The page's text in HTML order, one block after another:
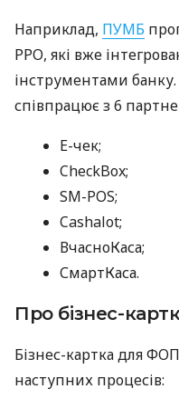
Наприклад, ПУМБ
РРО, які вже
інструментами
співпрацює з 6
E-чек;
CheckBox;
SM-POS;
Cashalot;
ВчасноКаса;
СмартКаса.
Про бізнес-
Бізнес-картка для
наступних процесів: